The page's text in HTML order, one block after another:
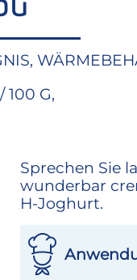
100 G,
Sprechen Sie
wunderbar
H-Joghurt.